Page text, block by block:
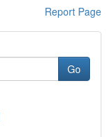
Report Page
Go